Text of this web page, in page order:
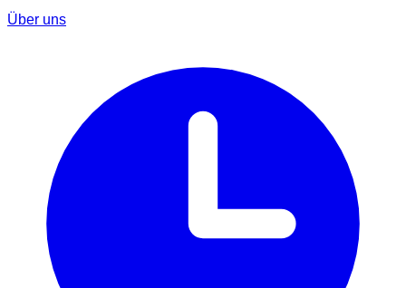
Über uns